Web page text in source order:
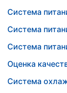
Система
Система
Система
Оценка
Система